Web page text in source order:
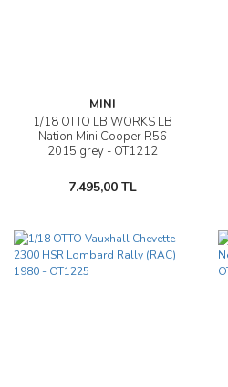
MINI
1/18 OTTO LB WORKS LB
Nation Mini Cooper R56
2015 grey - OT1212
7.495,00 TL